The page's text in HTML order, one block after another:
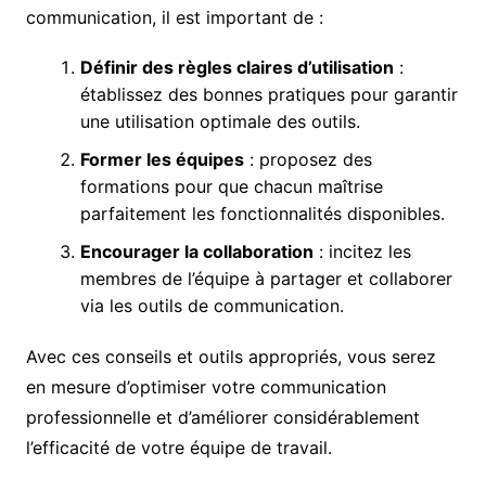
communication, il est important de :
Définir des règles claires d’utilisation :
établissez des bonnes pratiques pour garantir
une utilisation optimale des outils.
Former les équipes: proposez des
formations pour que chacun maîtrise
parfaitement les fonctionnalités disponibles.
Encourager la collaboration : incitez les
membres de l’équipe à partager et collaborer
via les outils de communication.
Avec ces conseils et outils appropriés, vous serez
en mesure d’optimiser votre communication
professionnelle et d’améliorer considérablement
l’efficacité de votre équipe de travail.